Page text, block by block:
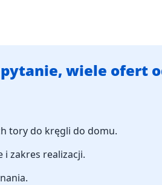
wiele ofert
tory do kręgli do domu.
i zakres realizacji.